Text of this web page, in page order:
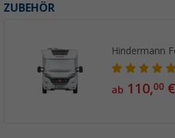
ZUBEHÖR
Hindermann
ab 110,00 €